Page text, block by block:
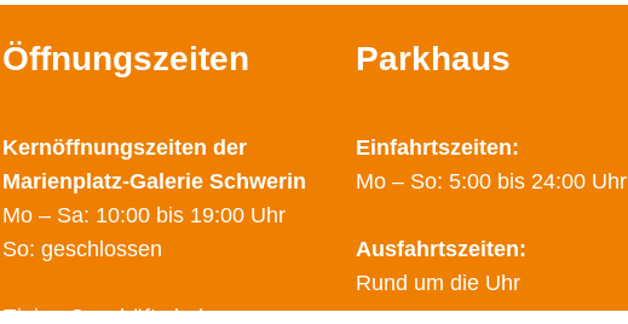
Öffnungszeiten
Kernöffnungszeiten der
Marienplatz-Galerie Schwerin
Mo – Sa: 10:00 bis 19:00 Uhr
So: geschlossen
Einige Geschäfte haben
Parkhaus
Einfahrtszeiten:
Mo – So: 5:00 bis 24:00 Uhr
Ausfahrtszeiten:
Rund um die Uhr